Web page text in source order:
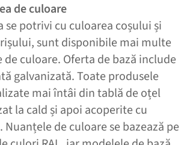
de culoare
se potrivi cu culoarea coșului și
sunt disponibile mai multe
de culoare. Oferta de bază include
galvanizată. Toate produsele
mai întâi din tablă de oțel
la cald și apoi acoperite cu
Nuanțele de culoare se bazează pe